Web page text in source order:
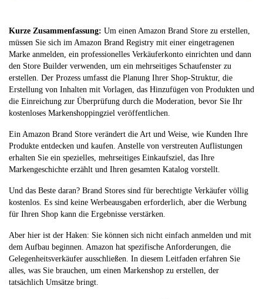
Kurze Zusammenfassung: Um einen Amazon Brand Store zu erstellen,
müssen Sie sich im Amazon Brand Registry mit einer eingetragenen
Marke anmelden, ein professionelles Verkäuferkonto einrichten und dann
den Store Builder verwenden, um ein mehrseitiges Schaufenster zu
erstellen. Der Prozess umfasst die Planung Ihrer Shop-Struktur, die
Erstellung von Inhalten mit Vorlagen, das Hinzufügen von Produkten und
die Einreichung zur Überprüfung durch die Moderation, bevor Sie Ihr
kostenloses Markenshoppingziel veröffentlichen.
Ein Amazon Brand Store verändert die Art und Weise, wie Kunden Ihre
Produkte entdecken und kaufen. Anstelle von verstreuten Auflistungen
erhalten Sie ein spezielles, mehrseitiges Einkaufsziel, das Ihre
Markengeschichte erzählt und Ihren gesamten Katalog vorstellt.
Und das Beste daran? Brand Stores sind für berechtigte Verkäufer völlig
kostenlos. Es sind keine Werbeausgaben erforderlich, aber die Werbung
für Ihren Shop kann die Ergebnisse verstärken.
Aber hier ist der Haken: Sie können sich nicht einfach anmelden und mit
dem Aufbau beginnen. Amazon hat spezifische Anforderungen, die
Gelegenheitsverkäufer ausschließen. In diesem Leitfaden erfahren Sie
alles, was Sie brauchen, um einen Markenshop zu erstellen, der
tatsächlich Umsätze bringt.